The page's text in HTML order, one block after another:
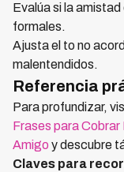
Evalúa si la
formales.
Ajusta el to no
malentendidos.
Referencia
Para profundizar,
Frases para Cobrar
Amigo y descubre
Claves para